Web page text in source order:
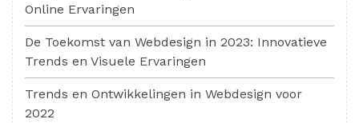
Online Ervaringen
De Toekomst van Webdesign in 2023: Innovatieve
Trends en Visuele Ervaringen
Trends en Ontwikkelingen in Webdesign voor
2022